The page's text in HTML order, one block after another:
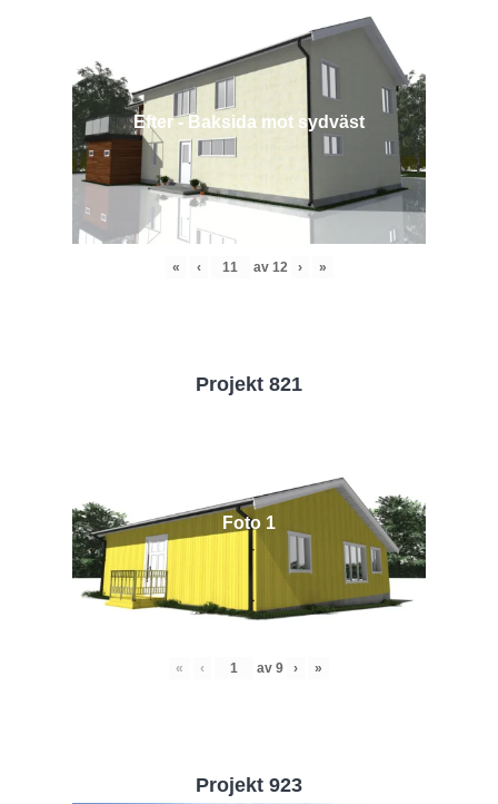
Efter - Baksida mot sydväst
« ‹ av 12 › »
Projekt 821
Foto 1
« ‹ av 9 › »
Projekt 923